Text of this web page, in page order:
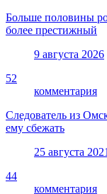
Больше половины
более престижный
9 августа 2026
52
комментария
Следователь из
ему сбежать
25 августа 2021
44
комментария